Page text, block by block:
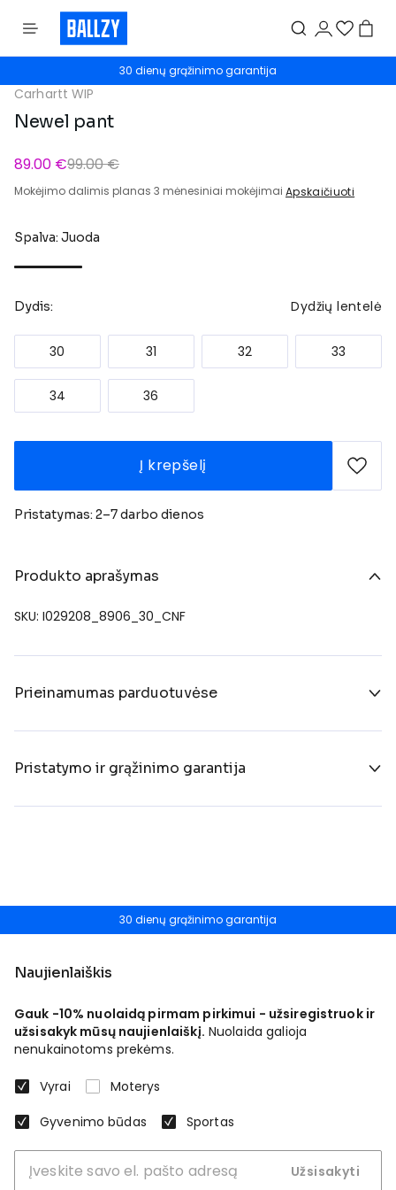
30 dienų grąžinimo garantija
Carhartt WIP
Newel pant
89.00 €99.00 €
Mokėjimo dalimis planas 3 mėnesiniai mokėjimai Apskaičiuoti
Spalva: Juoda
Dydis: Dydžių lentelė
30 31 32 33
34 36
Į krepšelį
Pristatymas: 2–7 darbo dienos
Produkto aprašymas
SKU: I029208_8906_30_CNF
Prieinamumas parduotuvėse
Pristatymo ir grąžinimo garantija
30 dienų grąžinimo garantija
Naujienlaiškis
Gauk -10% nuolaidą pirmam pirkimui - užsiregistruok ir
užsisakyk mūsų naujienlaiškį. Nuolaida galioja
nenukainotoms prekėms.
Vyrai
Moterys
Gyvenimo būdas
Sportas
Užsisakyti